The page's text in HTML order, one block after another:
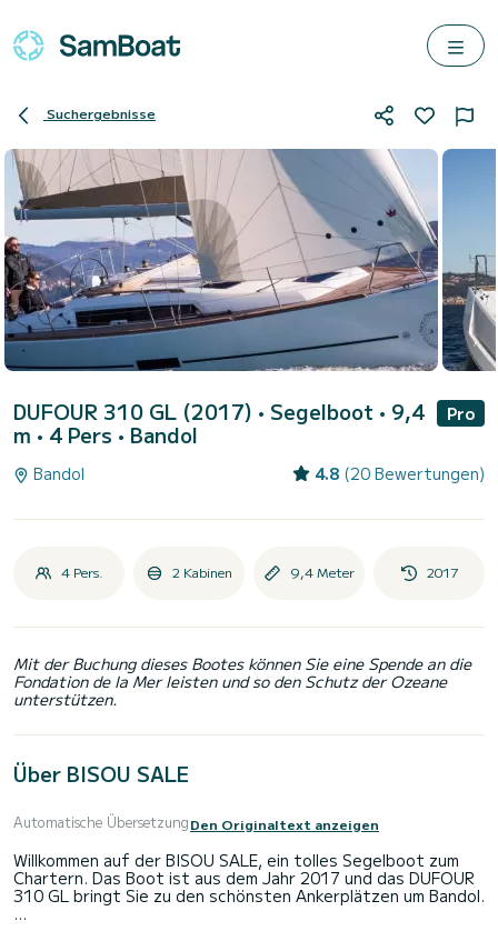
Suchergebnisse
DUFOUR 310 GL (2017) • Segelboot • 9,4
m • 4 Pers • Bandol
Pro
Bandol 4.8 (20 Bewertungen)
4 Pers. 2 Kabinen 9,4 Meter 2017
Mit der Buchung dieses Bootes können Sie eine Spende an die
Fondation de la Mer leisten und so den Schutz der Ozeane
unterstützen.
Über BISOU SALE
Automatische ÜbersetzungDen Originaltext anzeigen
Willkommen auf der BISOU SALE, ein tolles Segelboot zum
Chartern. Das Boot ist aus dem Jahr 2017 und das DUFOUR
310 GL bringt Sie zu den schönsten Ankerplätzen um Bandol.